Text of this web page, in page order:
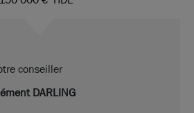
conseiller
DARLING